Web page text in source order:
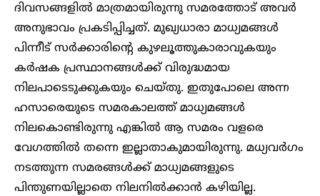
ദിവസങ്ങളിൽ മാത്രമായിരുന്നു സമരത്തോട് അവർ
അനുഭാവം പ്രകടിപ്പിച്ചത്. മുഖ്യധാരാ മാധ്യമങ്ങൾ
പിന്നീട് സർക്കാരിന്റെ കുഴലൂത്തുകാരാവുകയും
കർഷക പ്രസ്ഥാനങ്ങൾക്ക് വിരുദ്ധമായ
നിലപാടെടുക്കുകയും ചെയ്തു. ഇതുപോലെ അന്ന
ഹസാരെയുടെ സമരകാലത്ത് മാധ്യമങ്ങൾ
നിലകൊണ്ടിരുന്നു എങ്കിൽ ആ സമരം വളരെ
വേഗത്തിൽ തന്നെ ഇല്ലാതാകുമായിരുന്നു. മധ്യവർഗം
നടത്തുന്ന സമരങ്ങൾക്ക് മാധ്യമങ്ങളുടെ
പിന്തുണയില്ലാതെ നിലനിൽക്കാൻ കഴിയില്ല.